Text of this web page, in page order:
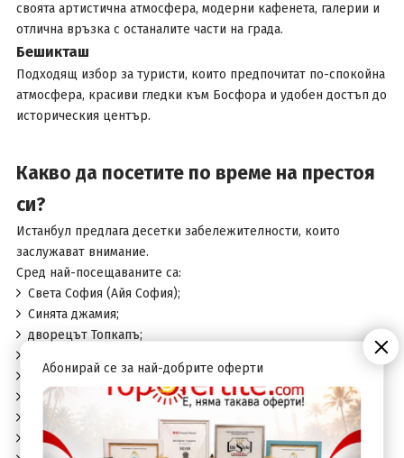
своята артистична атмосфера, модерни кафенета, галерии и
отлична връзка с останалите части на града.
Бешикташ
Подходящ избор за туристи, които предпочитат по-спокойна
атмосфера, красиви гледки към Босфора и удобен достъп до
историческия център.
Какво да посетите по време на престоя
си?
Истанбул предлага десетки забележителности, които
заслужават внимание.
Сред най-посещаваните са:
Света София (Айя София);
Синята джамия;
дворецът Топкапъ;
Египетският пазар на подправките;
Галатската кула;
дворецът Долмабахче;
площад Таксим;
Абонирай се за най-добрите оферти